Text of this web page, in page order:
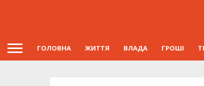
ГОЛОВНА ЖИТТЯ ВЛАДА ГРОШІ